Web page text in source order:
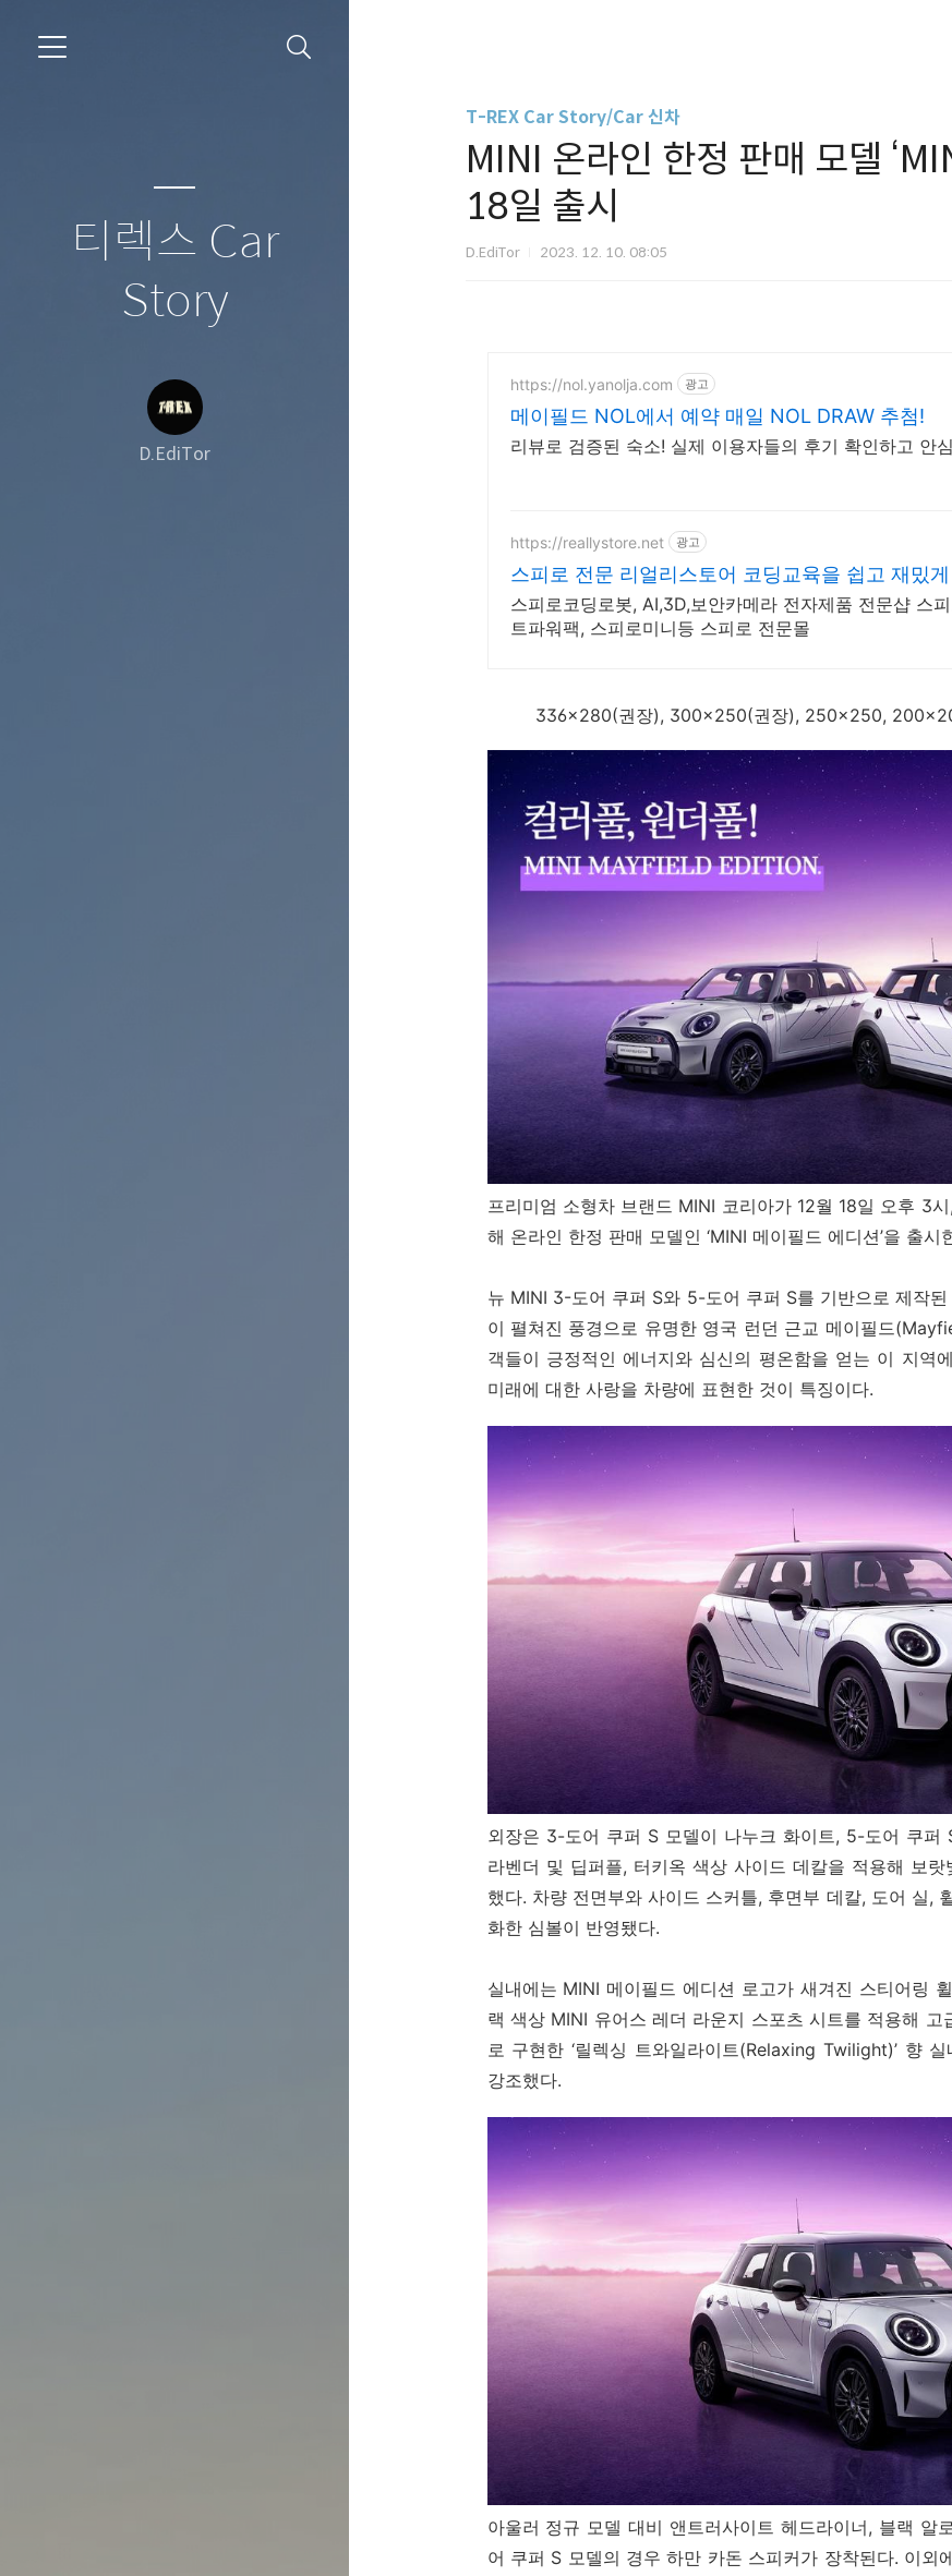
티렉스 Car
Story
D.EdiTor
T-REX Car Story/Car 신차
MINI 온라인 한정 판매 모델
18일 출시
D.EdiTor 2023. 12. 10. 08:05
https://nol.yanolja.com 광고
메이필드 NOL에서 예약 매일 NOL DRAW 추첨!
리뷰로 검증된 숙소! 실제 이용자들의 후기 확인하고 안
https://reallystore.net 광고
스피로 전문 리얼리스토어 코딩교육을 쉽고 재밌게
스피로코딩로봇, AI,3D,보안카메라 전자제품 전문샵 스
트파워팩, 스피로미니등 스피로 전문몰
336x280(권장), 300x250(권장), 250x250,
프리미엄 소형차 브랜드 MINI 코리아가 12월 18일 오후 3
해 온라인 한정 판매 모델인 ‘MINI 메이필드 에디션’을 출시
뉴 MINI 3-도어 쿠퍼 S와 5-도어 쿠퍼 S를 기반으로 제작
이 펼쳐진 풍경으로 유명한 영국 런던 근교 메이필드
객들이 긍정적인 에너지와 심신의 평온함을 얻는 이 지역
미래에 대한 사랑을 차량에 표현한 것이 특징이다.
외장은 3-도어 쿠퍼 S 모델이 나누크 화이트, 5-도어 쿠퍼
라벤더 및 딥퍼플, 터키옥 색상 사이드 데칼을 적용해 보
했다. 차량 전면부와 사이드 스커틀, 후면부 데칼, 도어 실,
화한 심볼이 반영됐다.
실내에는 MINI 메이필드 에디션 로고가 새겨진 스티어링
랙 색상 MINI 유어스 레더 라운지 스포츠 시트를 적용해
로 구현한 ‘릴렉싱 트와일라이트(Relaxing Twilight)’ 향
강조했다.
아울러 정규 모델 대비 앤트러사이트 헤드라이너, 블랙
어 쿠퍼 S 모델의 경우 하만 카돈 스피커가 장착된다. 이외